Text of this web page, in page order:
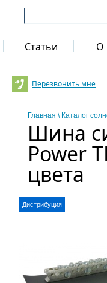
Статьи О
Перезвонить мне
Главная \ Каталог
Шина
Power
цвета
Дистрибуция